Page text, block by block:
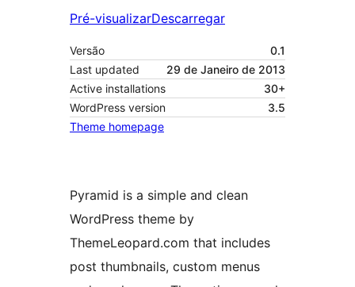
Pré-visualizarDescarregar
Versão
0.1
Last updated
29 de Janeiro de 2013
Active installations
30+
WordPress version
3.5
Theme homepage
Pyramid is a simple and clean
WordPress theme by
ThemeLeopard.com that includes
post thumbnails, custom menus